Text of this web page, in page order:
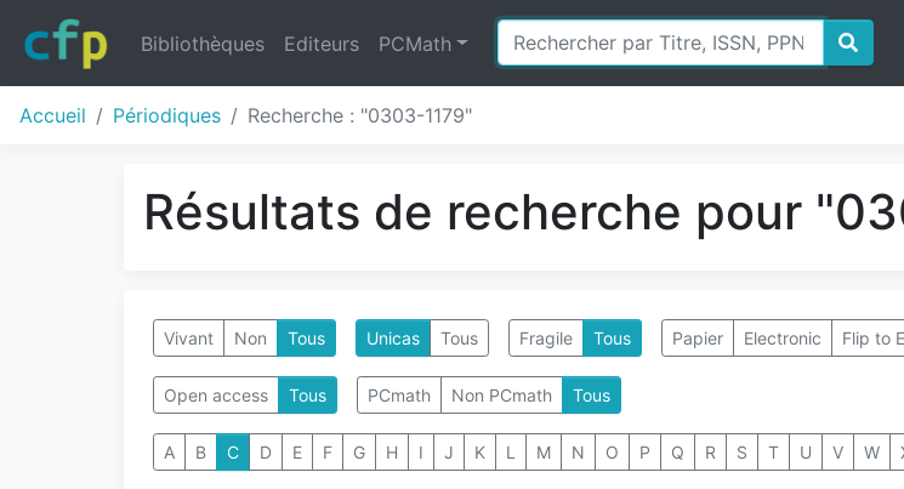
Bibliothèques Editeurs PCMath
Accueil Périodiques Recherche : "0303-1179"
Résultats de recherche pour
Vivant Non Tous Unicas Tous Fragile Tous Papier Electronic Flip to
Open access Tous PCmath Non PCmath Tous
A B C D E F G H I J K L M N O P Q R S T U V W